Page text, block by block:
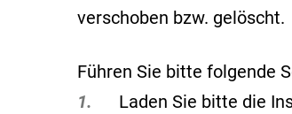
verschoben bzw.
Führen Sie bitte folgende
1.
Laden Sie bitte die